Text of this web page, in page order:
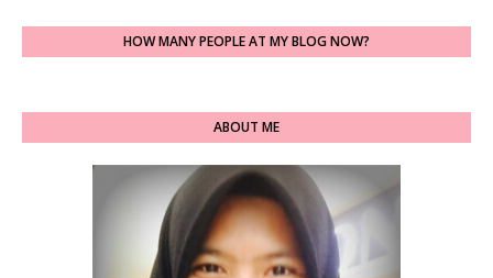
HOW MANY PEOPLE AT MY BLOG NOW?
ABOUT ME